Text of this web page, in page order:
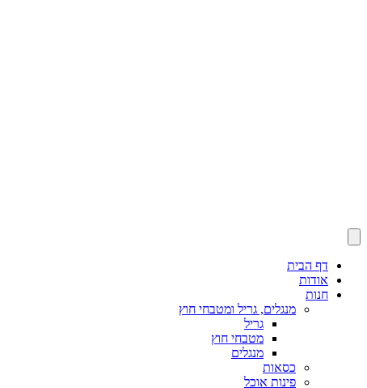
דף הבית
אודות
חנות
מנגלים, גריל ומטבחי חוץ
גריל
מטבחי חוץ
מנגלים
כסאות
פינות אוכל